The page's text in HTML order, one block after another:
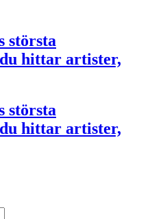
största
hittar artister,
största
hittar artister,